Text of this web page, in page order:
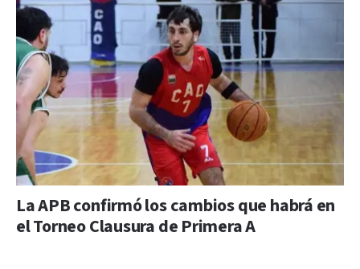
La APB confirmó los cambios que habrá en
el Torneo Clausura de Primera A